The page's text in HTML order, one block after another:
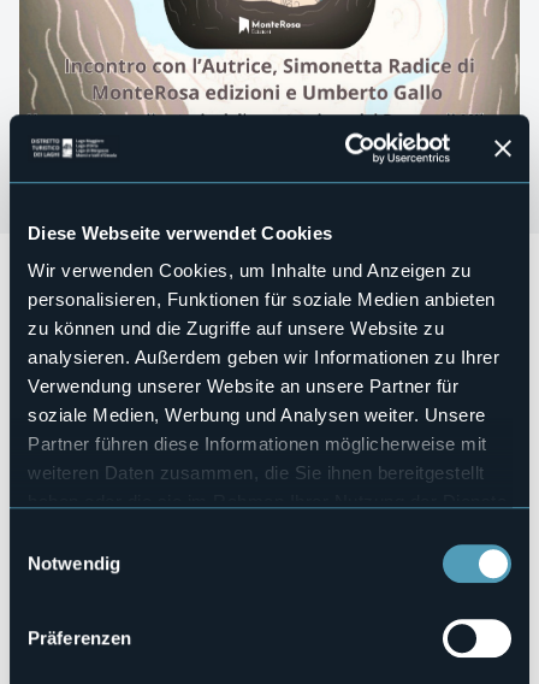
Diese Webseite verwendet Cookies
Wir verwenden Cookies, um Inhalte und Anzeigen zu
personalisieren, Funktionen für soziale Medien anbieten
zu können und die Zugriffe auf unsere Website zu
analysieren. Außerdem geben wir Informationen zu Ihrer
Verwendung unserer Website an unsere Partner für
soziale Medien, Werbung und Analysen weiter. Unsere
Partner führen diese Informationen möglicherweise mit
weiteren Daten zusammen, die Sie ihnen bereitgestellt
Notwendig
Präferenzen
Presentazione del libro "La Via del Marmo - un viaggio nella
storia da Candoglia a Milano" incontro con l'Autrice,
Simonetta Radice di MonteRosa edizioni e Umberto Gallo.
Sabato 9 marzo ore 17.00 Biblioteca Civica Ceretti -
Verbania.
Prenotazione consigliata: +39 329 275 4030 Whatsapp
Veranstaltungsmanager
A Casa di Alice APS
Veranstaltungsort
Telefon
https://eventi.comune.verbania.it/Associazioni/A-Casa-di-